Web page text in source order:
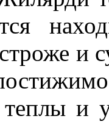
и
теплы